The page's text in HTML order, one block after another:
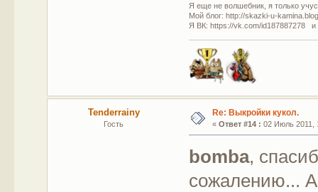
Я еще не волшебник, я только
Мой блог: http://skazki-u-
Я ВК: https://vk.com/id187887278 и
Tenderrainy
Гость
Re: Выкройки кукол.
« Ответ #14 : 02 Июль 2011,
bomba,
сожалению... А